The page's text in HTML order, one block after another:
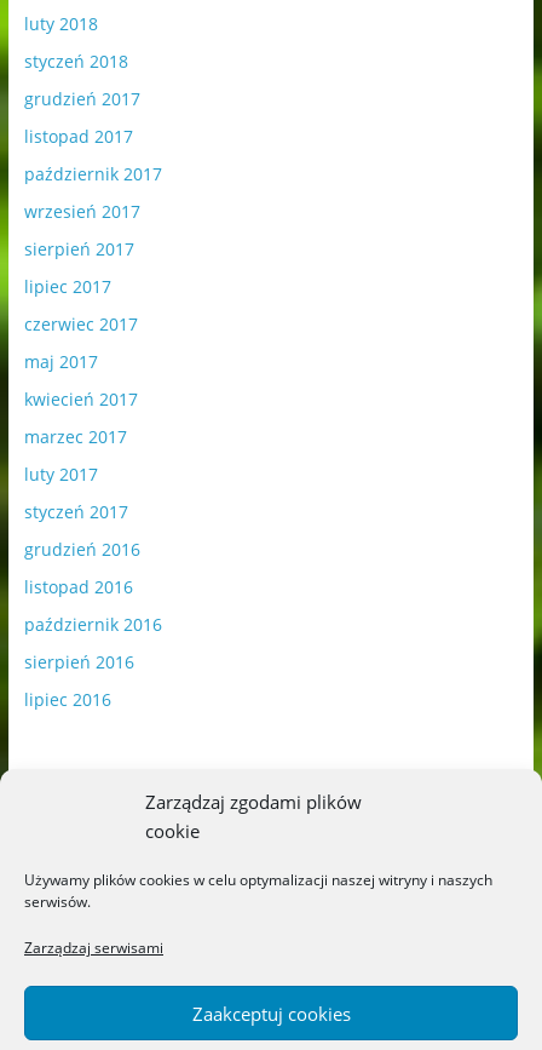
Zarządzaj zgodami plików
cookie
Używamy plików cookies w celu optymalizacji naszej witryny i naszych
serwisów.
Zarządzaj serwisami
Zaakceptuj cookies
luty 2018
styczeń 2018
grudzień 2017
listopad 2017
październik 2017
wrzesień 2017
sierpień 2017
lipiec 2017
czerwiec 2017
maj 2017
kwiecień 2017
marzec 2017
luty 2017
styczeń 2017
grudzień 2016
listopad 2016
październik 2016
sierpień 2016
lipiec 2016